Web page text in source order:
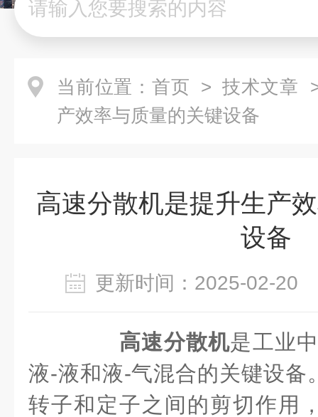
当前位置： 首页 > 技术文章
产效率与质量的关键设备
高速分散机是提升生产
设备
更新时间：2025-02-
高速分散机是工业
液-液和液-气混合的关键设备
转子和定子之间的剪切作用